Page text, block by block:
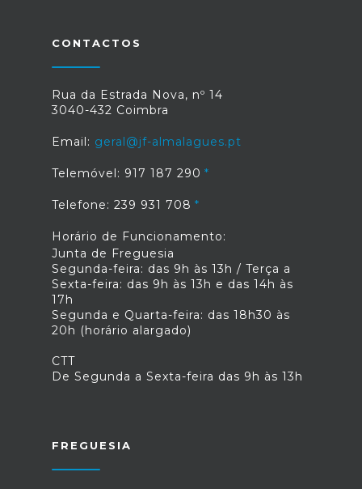
CONTACTOS
Rua da Estrada Nova, nº 14
3040-432 Coimbra
Email: geral@jf-almalagues.pt
Telemóvel: 917 187 290
Telefone: 239 931 708
Horário de Funcionamento:
Junta de Freguesia
Segunda-feira: das 9h às 13h / Terça a
Sexta-feira: das 9h às 13h e das 14h às
17h
Segunda e Quarta-feira: das 18h30 às
20h (horário alargado)
CTT
De Segunda a Sexta-feira das 9h às 13h
FREGUESIA